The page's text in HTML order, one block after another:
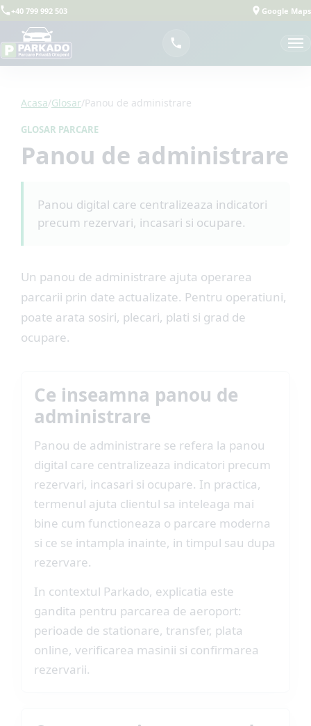
+40 799 992 503 Google Maps
Acasa/Glosar/Panou de administrare
GLOSAR PARCARE
Panou de administrare
Panou digital care centralizeaza indicatori
precum rezervari, incasari si ocupare.
Un panou de administrare ajuta operarea
parcarii prin date actualizate. Pentru operatiuni,
poate arata sosiri, plecari, plati si grad de
ocupare.
Ce inseamna panou de
administrare
Panou de administrare se refera la panou
digital care centralizeaza indicatori precum
rezervari, incasari si ocupare. In practica,
termenul ajuta clientul sa inteleaga mai
bine cum functioneaza o parcare moderna
si ce se intampla inainte, in timpul sau dupa
rezervare.
In contextul Parkado, explicatia este
gandita pentru parcarea de aeroport:
perioade de stationare, transfer, plata
online, verificarea masinii si confirmarea
rezervarii.